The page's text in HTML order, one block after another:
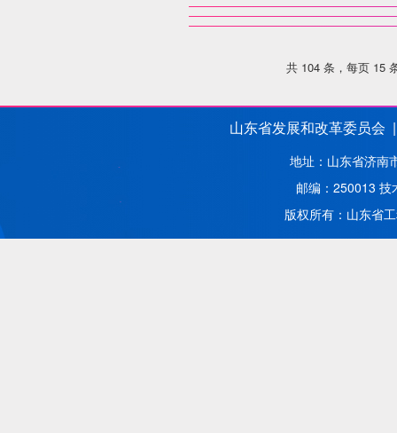
共 104 条，每页 15
山东省发展和改革委员会 |
地址：山东省济南
邮编：250013 技
版权所有：山东省